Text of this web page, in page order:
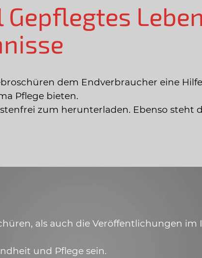
dem Endverbraucher eine
Pflege bieten.
zum herunterladen. Ebenso steht
als auch die Veröffentlichungen im
und Pflege sein.